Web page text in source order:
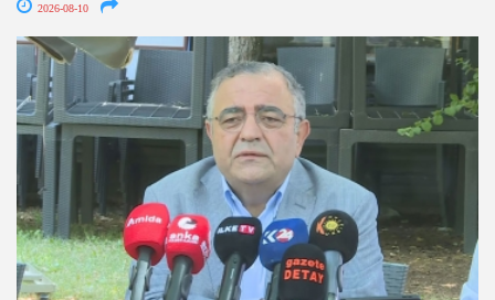
2026-08-10